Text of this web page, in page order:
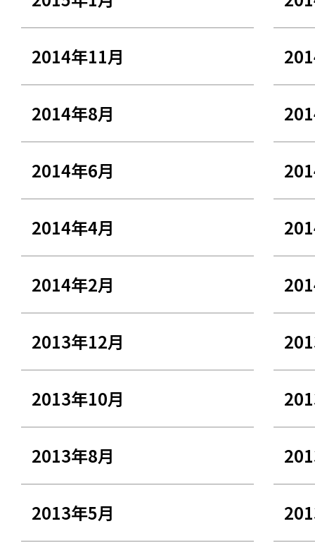
2014年11月
2014年8月
2014年6月
2014年4月
2014年2月
2013年12月
2013年10月
2013年8月
2013年5月